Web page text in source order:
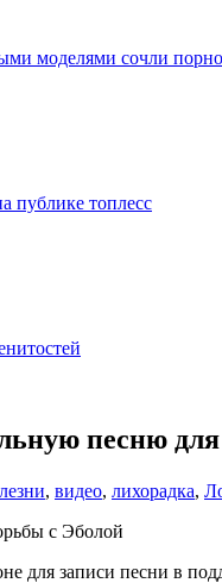
моделями сочли
публике топлесс
песню
, видео, лихорадка,
для записи песни в